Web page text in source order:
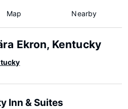
Map Nearby
Ekron, Kentucky
Inn & Suites